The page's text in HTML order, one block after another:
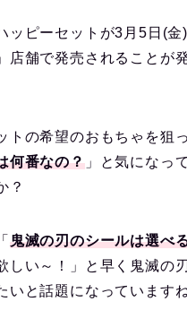
ッピーセットが3月5日(金
店舗で発売されることが
トの希望のおもちゃを狙
何番なの？」と気になっ
？
鬼滅の刃のシールは選べ
しい～！」と早く鬼滅の
いと話題になっていますね